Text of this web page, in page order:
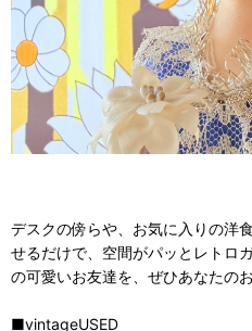
デスクの傍らや、お気に入りの洋
せるだけで、空間がパッとレトロ
の可愛いお友達を、ぜひあなたのお
■vintageUSED